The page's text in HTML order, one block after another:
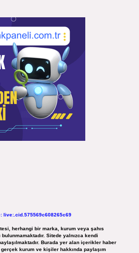
live:.cid.575569c608265c69
herhangi bir marka, kurum veya şahıs
Sitede yalnızca kendi
Burada yer alan içerikler haber
kurum ve kişiler hakkında paylaşım